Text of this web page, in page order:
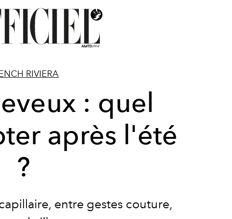
RIVIERA
: quel
après l'été
?
entre gestes couture,